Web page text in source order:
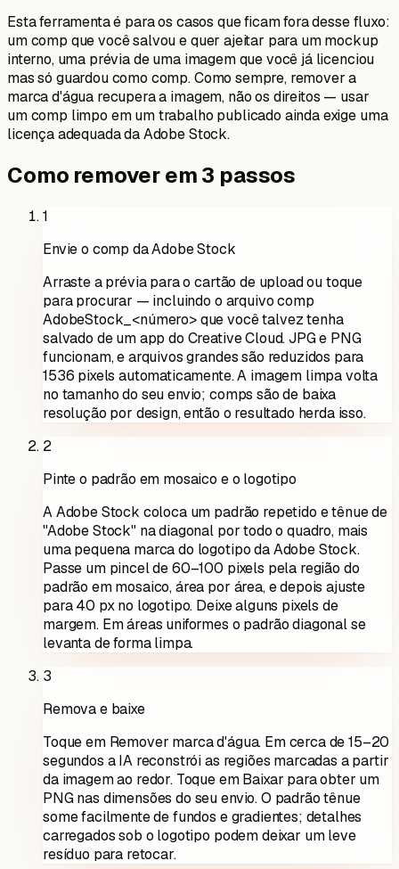
Esta ferramenta é para os casos que ficam fora desse fluxo:
um comp que você salvou e quer ajeitar para um mockup
interno, uma prévia de uma imagem que você já licenciou
mas só guardou como comp. Como sempre, remover a
marca d'água recupera a imagem, não os direitos — usar
um comp limpo em um trabalho publicado ainda exige uma
licença adequada da Adobe Stock.
Como remover em 3 passos
1
Envie o comp da Adobe Stock
Arraste a prévia para o cartão de upload ou toque
para procurar — incluindo o arquivo comp
AdobeStock_<número> que você talvez tenha
salvado de um app do Creative Cloud. JPG e PNG
funcionam, e arquivos grandes são reduzidos para
1536 pixels automaticamente. A imagem limpa volta
no tamanho do seu envio; comps são de baixa
resolução por design, então o resultado herda isso.
2
Pinte o padrão em mosaico e o logotipo
A Adobe Stock coloca um padrão repetido e tênue de
"Adobe Stock" na diagonal por todo o quadro, mais
uma pequena marca do logotipo da Adobe Stock.
Passe um pincel de 60–100 pixels pela região do
padrão em mosaico, área por área, e depois ajuste
para 40 px no logotipo. Deixe alguns pixels de
margem. Em áreas uniformes o padrão diagonal se
levanta de forma limpa.
3
Remova e baixe
Toque em Remover marca d'água. Em cerca de 15–20
segundos a IA reconstrói as regiões marcadas a partir
da imagem ao redor. Toque em Baixar para obter um
PNG nas dimensões do seu envio. O padrão tênue
some facilmente de fundos e gradientes; detalhes
carregados sob o logotipo podem deixar um leve
resíduo para retocar.